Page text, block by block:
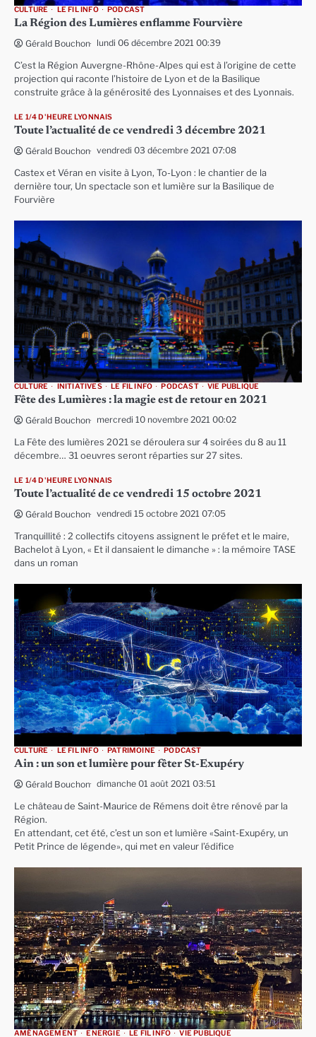
CULTURE LE FIL INFO PODCAST
La Région des Lumières enflamme Fourvière
Gérald Bouchon lundi 06 décembre 2021 00:39
C’est la Région Auvergne-Rhône-Alpes qui est à l’origine de cette
projection qui raconte l’histoire de Lyon et de la Basilique
construite grâce à la générosité des Lyonnaises et des Lyonnais.
LE 1/4 D'HEURE LYONNAIS
Toute l’actualité de ce vendredi 3 décembre 2021
Gérald Bouchon vendredi 03 décembre 2021 07:08
Castex et Véran en visite à Lyon, To-Lyon : le chantier de la
dernière tour, Un spectacle son et lumière sur la Basilique de
Fourvière
CULTURE INITIATIVES LE FIL INFO PODCAST VIE PUBLIQUE
Fête des Lumières : la magie est de retour en 2021
Gérald Bouchon mercredi 10 novembre 2021 00:02
La Fête des lumières 2021 se déroulera sur 4 soirées du 8 au 11
décembre… 31 oeuvres seront réparties sur 27 sites.
LE 1/4 D'HEURE LYONNAIS
Toute l’actualité de ce vendredi 15 octobre 2021
Gérald Bouchon vendredi 15 octobre 2021 07:05
Tranquillité : 2 collectifs citoyens assignent le préfet et le maire,
Bachelot à Lyon, « Et il dansaient le dimanche » : la mémoire TASE
dans un roman
CULTURE LE FIL INFO PATRIMOINE PODCAST
Ain : un son et lumière pour fêter St-Exupéry
Gérald Bouchon dimanche 01 août 2021 03:51
Le château de Saint-Maurice de Rémens doit être rénové par la
Région.
En attendant, cet été, c’est un son et lumière «Saint-Exupéry, un
Petit Prince de légende», qui met en valeur l’édifice
AMÉNAGEMENT ENERGIE LE FIL INFO VIE PUBLIQUE